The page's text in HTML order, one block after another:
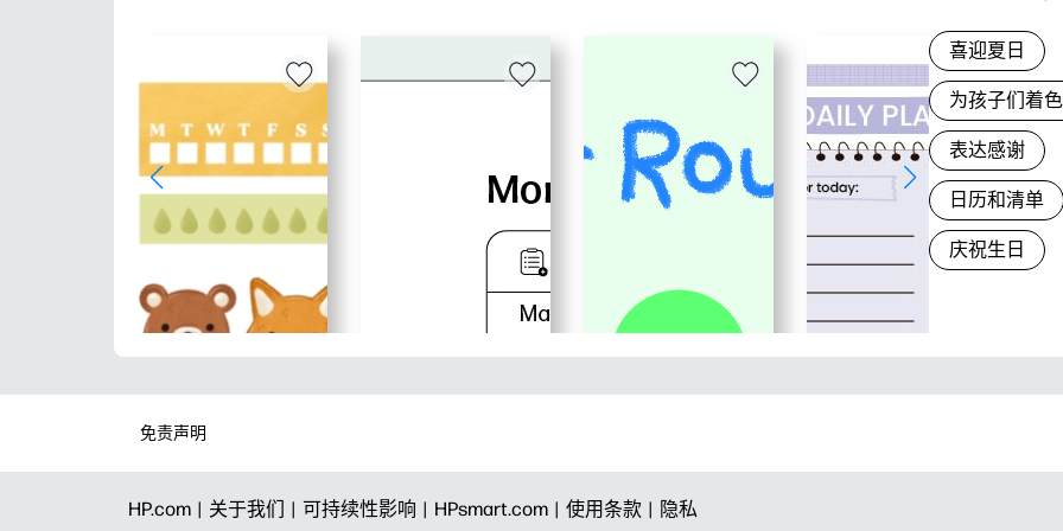
喜迎夏日
为孩子们着色
表达感谢
日历和清单
庆祝生日
免责声明
HP.com | 关于我们 | 可持续性影响 | HPsmart.com | 使用条款 | 隐私